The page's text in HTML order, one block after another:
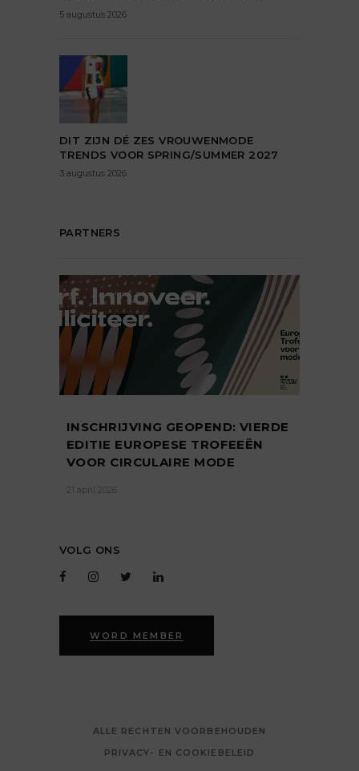
5 augustus 2026
DIT ZIJN DÉ ZES VROUWENMODE
TRENDS VOOR SPRING/SUMMER 2027
3 augustus 2026
PARTNERS
INSCHRIJVING GEOPEND: VIERDE
EDITIE EUROPESE TROFEEËN
VOOR CIRCULAIRE MODE
21 april 2026
VOLG ONS
WORD MEMBER
ALLE RECHTEN VOORBEHOUDEN
PRIVACY- EN COOKIEBELEID